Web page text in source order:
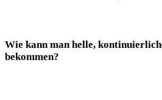
Wie kann⁢ man helle,
bekommen?